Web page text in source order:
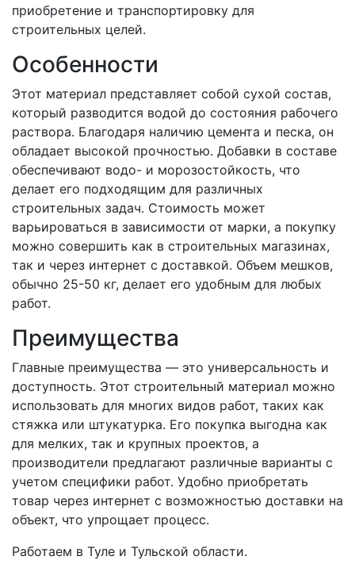
приобретение и транспортировку для
строительных целей.
Особенности
Этот материал представляет собой сухой состав,
который разводится водой до состояния рабочего
раствора. Благодаря наличию цемента и песка, он
обладает высокой прочностью. Добавки в составе
обеспечивают водо- и морозостойкость, что
делает его подходящим для различных
строительных задач. Стоимость может
варьироваться в зависимости от марки, а покупку
можно совершить как в строительных магазинах,
так и через интернет с доставкой. Объем мешков,
обычно 25-50 кг, делает его удобным для любых
работ.
Преимущества
Главные преимущества — это универсальность и
доступность. Этот строительный материал можно
использовать для многих видов работ, таких как
стяжка или штукатурка. Его покупка выгодна как
для мелких, так и крупных проектов, а
производители предлагают различные варианты с
учетом специфики работ. Удобно приобретать
товар через интернет с возможностью доставки на
объект, что упрощает процесс.
Работаем в Туле и Тульской области.